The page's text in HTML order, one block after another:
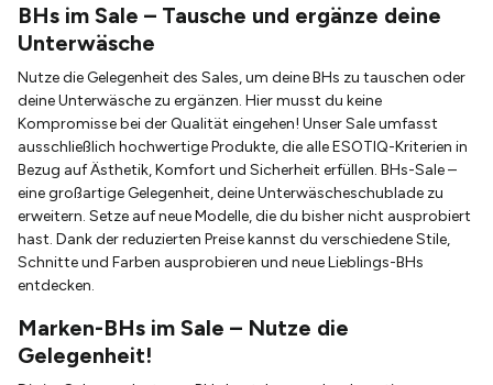
BHs im Sale – Tausche und ergänze deine
Unterwäsche
Nutze die Gelegenheit des Sales, um deine BHs zu tauschen oder
deine Unterwäsche zu ergänzen. Hier musst du keine
Kompromisse bei der Qualität eingehen! Unser Sale umfasst
ausschließlich hochwertige Produkte, die alle ESOTIQ-Kriterien in
Bezug auf Ästhetik, Komfort und Sicherheit erfüllen. BHs-Sale –
eine großartige Gelegenheit, deine Unterwäscheschublade zu
erweitern. Setze auf neue Modelle, die du bisher nicht ausprobiert
hast. Dank der reduzierten Preise kannst du verschiedene Stile,
Schnitte und Farben ausprobieren und neue Lieblings-BHs
entdecken.
Marken-BHs im Sale – Nutze die
Gelegenheit!